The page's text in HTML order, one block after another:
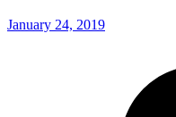
January 24, 2019